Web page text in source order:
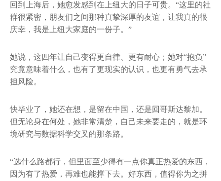
回到上海后，她愈发感到在上纽大的日子可贵。“这里的社
群很紧密，朋友们之间那种真挚深厚的友谊，让我真的很
庆幸，我是上纽大家庭的一份子。”
她说，这四年让自己变得更自律、更有耐心；她对“抱负”
究竟意味着什么，也有了更现实的认识，也更有勇气去承
担风险。
快毕业了，她还在想，是留在中国，还是回哥斯达黎加。
但无论身在何处，她非常清楚，自己未来要走的，就是环
境研究与数据科学交叉的那条路。
“选什么路都行，但里面至少得有一点你真正热爱的东西，
因为有了热爱，再难也能撑下去。好东西，值得你为之拼